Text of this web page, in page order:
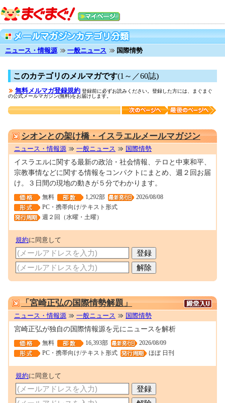
ニュース・情報源 一般ニュース 国際情勢
このカテゴリのメルマガです(1～／60誌)
無料メルマガ登録規約 登録前に必ずお読みください。登録した方には、まぐまぐ
の公式メールマガジン(無料)をお届けします。
シオンとの架け橋・イスラエルメールマガジン
ニュース・情報源 一般ニュース 国際情勢
イスラエルに関する最新の政治・社会情報、テロと中東和平、
宗教事情などに関する情報をコンパクトにまとめ、週２回お届
け。３日間の現地の動きが５分でわかります。
無料 1,292部
2026/08/08
PC・携帯向け/テキスト形式
週２回（水曜・土曜）
規約に同意して
「宮崎正弘の国際情勢解題」
ニュース・情報源 一般ニュース 国際情勢
宮崎正弘が独自の国際情報源を元にニュースを解析
無料 16,393部
2026/08/09
PC・携帯向け/テキスト形式
ほぼ 日刊
規約に同意して